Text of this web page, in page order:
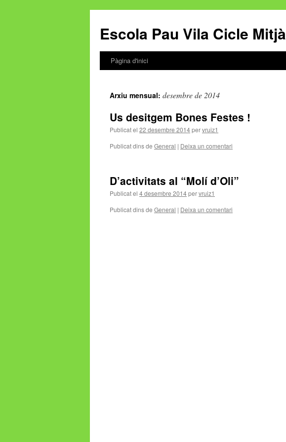
Escola Pau Vila Cicle Mitjà
Vés
contingut
Pàgina d'inici
Arxiu mensual: desembre de 2014
Us desitgem Bones Festes !
Publicat el 22 desembre 2014pervruiz1
Publicat dins de General | Deixa un comentari
D’activitats al “Molí d’Oli”
Publicat el 4 desembre 2014pervruiz1
Publicat dins de General | Deixa un comentari